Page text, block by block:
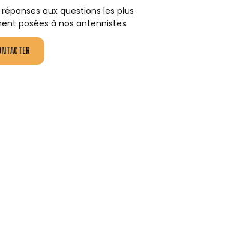
aux questions les plus
posées à nos antennistes.